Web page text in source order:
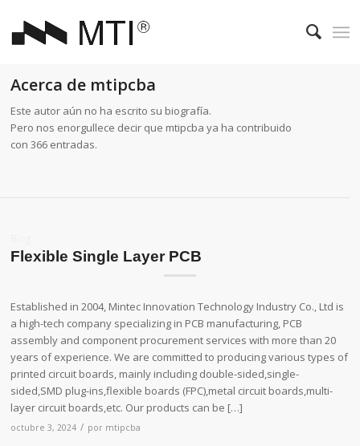
Acerca de mtipcba
Este autor aún no ha escrito su biografía.
Pero nos enorgullece decir que mtipcba ya ha contribuido
con 366 entradas.
Flexible Single Layer PCB
Established in 2004, Mintec Innovation Technology Industry Co., Ltd is
a high-tech company specializing in PCB manufacturing, PCB
assembly and component procurement services with more than 20
years of experience. We are committed to producing various types of
printed circuit boards, mainly including double-sided,single-
sided,SMD plug-ins,flexible boards (FPC),metal circuit boards,multi-
layer circuit boards,etc. Our products can be […]
octubre 3, 2024 / por mtipcba